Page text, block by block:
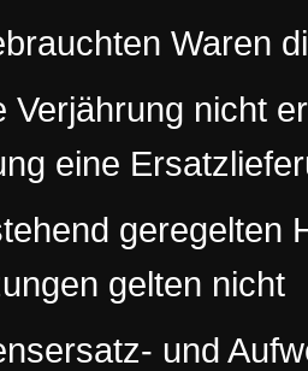
Waren
Verjährung nicht
eine
geregelten
gelten nicht
und